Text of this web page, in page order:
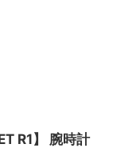
R1】 腕時計